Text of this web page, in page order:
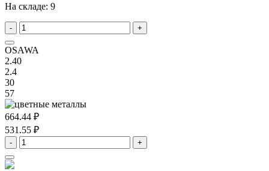
На складе: 9
- +
OSAWA
2.40
2.4
30
57
664.44 ₽
531.55 ₽
- +